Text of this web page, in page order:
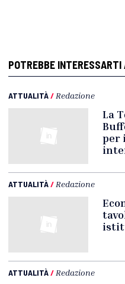
POTREBBE INTERESSARTI
ATTUALITÀ/ Redazione
La
per
ATTUALITÀ/ Redazione
ATTUALITÀ/ Redazione